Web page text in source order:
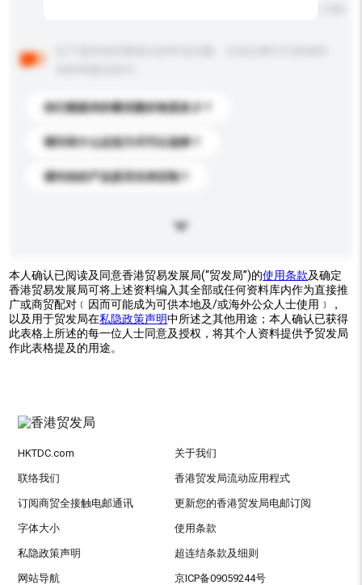
你们能提供的最优惠价格是多少？
请问有什么运送方式可以选择？
请问你的产品是否支持定制？
本人确认已阅读及同意香港贸易发展局(“贸发局”)的使用条款及确定
香港贸易发展局可将上述资料编入其全部或任何资料库内作为直接推
广或商贸配对﹝因而可能成为可供本地及/或海外公众人士使用﹞，
以及用于贸发局在私隐政策声明中所述之其他用途；本人确认已获得
此表格上所述的每一位人士同意及授权，将其个人资料提供予贸发局
作此表格提及的用途。
HKTDC.com 关于我们
联络我们 香港贸发局流动应用程式
订阅商贸全接触电邮通讯 更新您的香港贸发局电邮订阅
字体大小 使用条款
私隐政策声明 超连结条款及细则
网站导航 京ICP备09059244号